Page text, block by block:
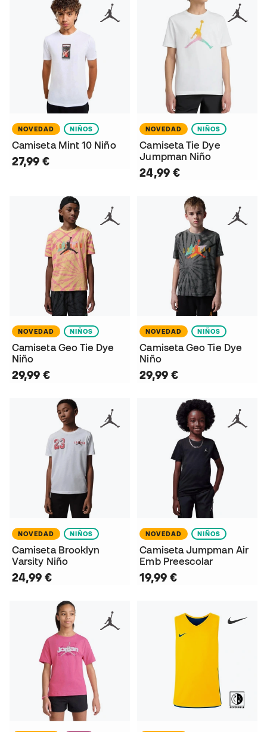
NOVEDAD NIÑOS
Camiseta Mint 10 Niño
27,99 €
NOVEDAD NIÑOS
Camiseta Tie Dye
Jumpman Niño
24,99 €
NOVEDAD NIÑOS
Camiseta Geo Tie Dye
Niño
29,99 €
NOVEDAD NIÑOS
Camiseta Geo Tie Dye
Niño
29,99 €
NOVEDAD NIÑOS
Camiseta Brooklyn
Varsity Niño
24,99 €
NOVEDAD NIÑOS
Camiseta Jumpman Air
Emb Preescolar
19,99 €